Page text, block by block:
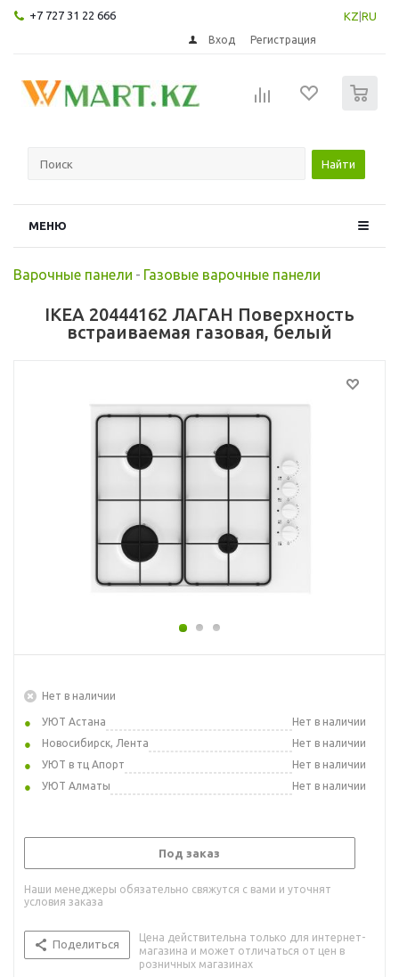
+7 727 31 22 666 KZ RU
Вход Регистрация
Найти
МЕНЮ
Варочные панели - Газовые варочные панели
IKEA 20444162 ЛАГАН Поверхность
встраиваемая газовая, белый
Нет в наличии
УЮТ Астана
Нет в наличии
Новосибирск, Лента
Нет в наличии
УЮТ в тц Апорт
Нет в наличии
УЮТ Алматы
Нет в наличии
Под заказ
Наши менеджеры обязательно свяжутся с вами и уточнят
условия заказа
Поделиться
Цена действительна только для интернет-
магазина и может отличаться от цен в
розничных магазинах